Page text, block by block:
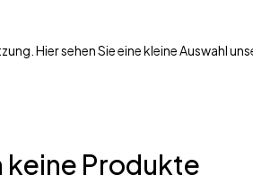
Hier sehen Sie eine kleine Auswahl
keine Produkte